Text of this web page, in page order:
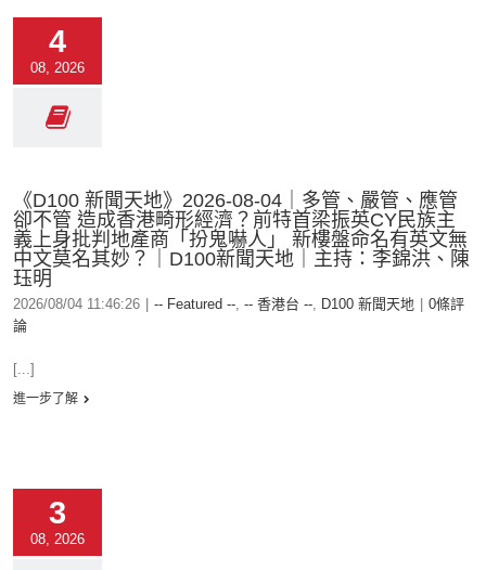
4
08, 2026
《D100 新聞天地》2026-08-04｜多管、嚴管、應管
卻不管 造成香港畸形經濟？前特首梁振英CY民族主
義上身批判地產商「扮鬼嚇人」 新樓盤命名有英文無
中文莫名其妙？｜D100新聞天地｜主持：李錦洪、陳
珏明
2026/08/04 11:46:26 -- Featured --, -- 香港台 --, D100 新聞天地
0條評
論
[...]
進一步了解
3
08, 2026